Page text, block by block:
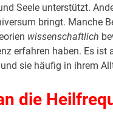
Seele unterstützt.
bringt. Manche
wissenschaftlich
erfahren haben. Es
sie häufig in ihrem
die